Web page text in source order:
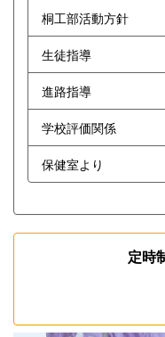
桐工部活動方針
生徒指導
進路指導
学校評価関係
保健室より
定時